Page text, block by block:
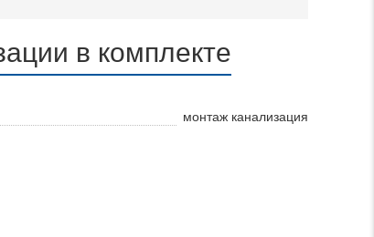
в комплекте
монтаж канализация